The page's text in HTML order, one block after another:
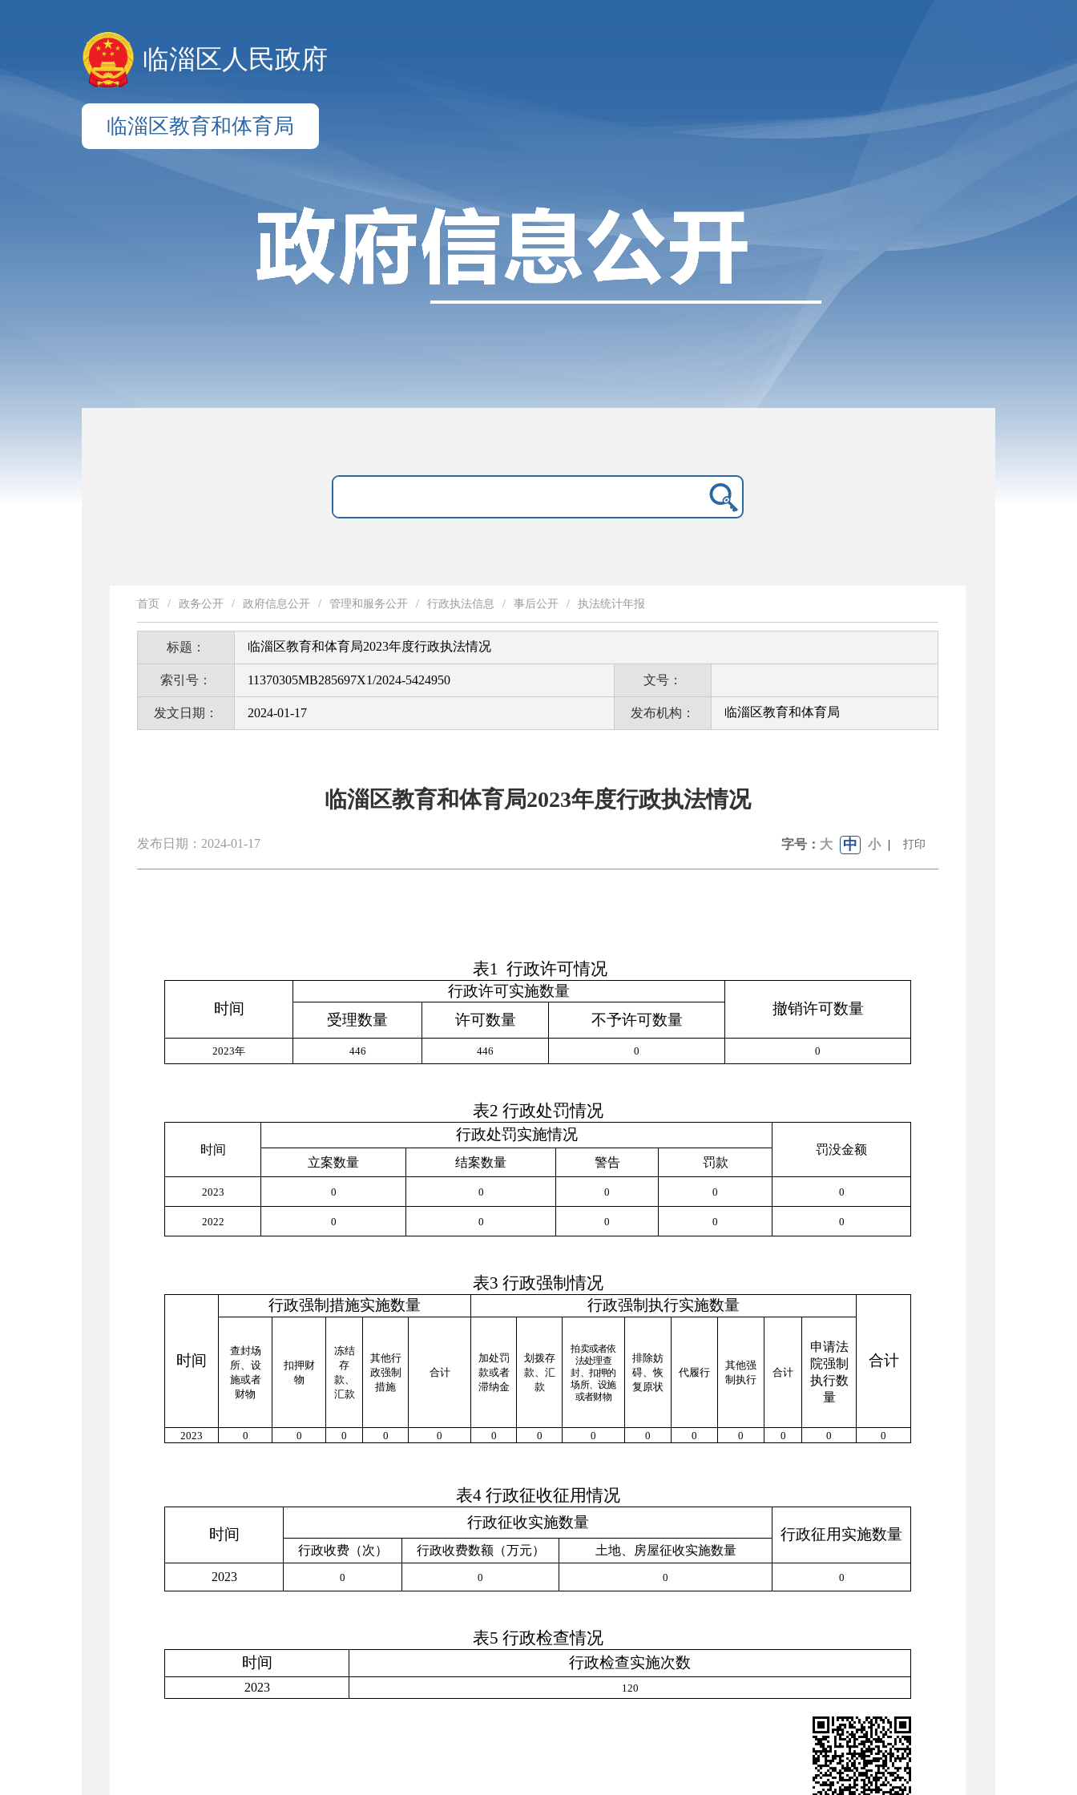
临淄区人民政府
临淄区教育和体育局
首页 / 政务公开 / 政府信息公开 / 管理和服务公开 / 行政执法信息 / 事后公开 / 执法统计年报
标题： 临淄区教育和体育局2023年度行政执法情况
索引号： 11370305MB285697X1/2024-5424950 文号：
发文日期： 2024-01-17 发布机构： 临淄区教育和体育局
临淄区教育和体育局2023年度行政执法情况
发布日期：2024-01-17 字号： 大 中 小 | 打印
表1 行政许可情况
时间
行政许可实施数量
撤销许可数量
受理数量 许可数量 不予许可数量
2023年 446 446 0 0
表2 行政处罚情况
时间
行政处罚实施情况
罚没金额
立案数量
结案数量 警告 罚款
2023 0 0 0 0 0
2022 0 0 0 0 0
表3 行政强制情况
时间
行政强制措施实施数量 行政强制执行实施数量
合计
查封场
所、设
施或者
财物
扣押财
物
冻结
存
款、
汇款
其他行
政强制
措施
合计
加处罚
款或者
滞纳金
划拨存
款、汇
款
拍卖或者依
法处理查
封、扣押的
场所、设施
或者财物
排除妨
碍、恢
复原状
代履行
其他强
制执行
合计
申请法
院强制
执行数
量
2023 0 0 0 0 0 0 0 0 0 0 0 0 0 0
表4 行政征收征用情况
时间
行政征收实施数量
行政征用实施数量
行政收费（次） 行政收费数额（万元）
土地、房屋征收实施数量
2023 0 0 0 0
表5 行政检查情况
时间 行政检查实施次数
2023 120